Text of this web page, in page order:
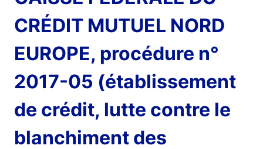
CRÉDIT MUTUEL NORD
EUROPE, procédure n°
2017-05 (établissement
de crédit, lutte contre le
blanchiment des